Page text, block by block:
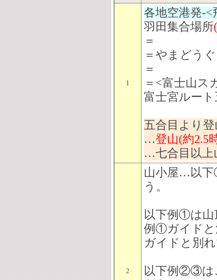
1
各地空港発-<
羽田集合場所
＝
＝やまどう
＝
＝<富士山
富士宮ルー
五合目より
…登山(約2.5
…七合目以上
2
山小屋…以
う。
以下例①は山
例①ガイド
ガイドと別
以下例②③は